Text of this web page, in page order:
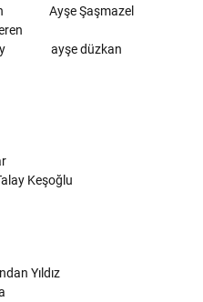
Ayşe Şaşmazel
ayşe düzkan
Keşoğlu
Yıldız